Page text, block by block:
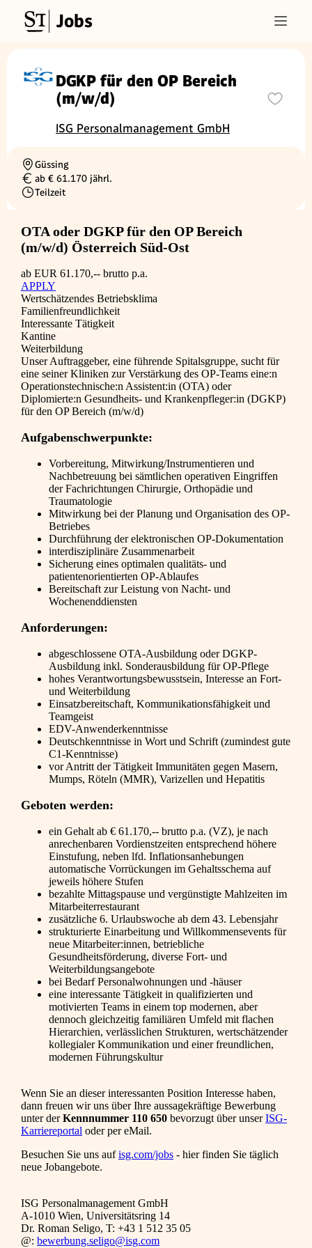
Jobs
DGKP für den OP Bereich
(m/w/d)
ISG Personalmanagement GmbH
Ortschaft
Güssing
Gehalt
ab € 61.170 jährl.
Beschäftigungsart
Teilzeit
OTA oder DGKP für den OP Bereich
(m/w/d) Österreich Süd-Ost
ab EUR 61.170,-- brutto p.a.
APPLY
Wertschätzendes Betriebsklima
Familienfreundlichkeit
Interessante Tätigkeit
Kantine
Weiterbildung
Unser Auftraggeber, eine führende Spitalsgruppe, sucht für
eine seiner Kliniken zur Verstärkung des OP-Teams eine:n
Operationstechnische:n Assistent:in (OTA) oder
Diplomierte:n Gesundheits- und Krankenpfleger:in (DGKP)
für den OP Bereich (m/w/d)
Aufgabenschwerpunkte:
Vorbereitung, Mitwirkung/Instrumentieren und
Nachbetreuung bei sämtlichen operativen Eingriffen
der Fachrichtungen Chirurgie, Orthopädie und
Traumatologie
Mitwirkung bei der Planung und Organisation des OP-
Betriebes
Durchführung der elektronischen OP-Dokumentation
interdisziplinäre Zusammenarbeit
Sicherung eines optimalen qualitäts- und
patientenorientierten OP-Ablaufes
Bereitschaft zur Leistung von Nacht- und
Wochenenddiensten
Anforderungen:
abgeschlossene OTA-Ausbildung oder DGKP-
Ausbildung inkl. Sonderausbildung für OP-Pflege
hohes Verantwortungsbewusstsein, Interesse an Fort-
und Weiterbildung
Einsatzbereitschaft, Kommunikationsfähigkeit und
Teamgeist
EDV-Anwenderkenntnisse
Deutschkenntnisse in Wort und Schrift (zumindest gute
C1-Kenntnisse)
vor Antritt der Tätigkeit Immunitäten gegen Masern,
Mumps, Röteln (MMR), Varizellen und Hepatitis
Geboten werden:
ein Gehalt ab € 61.170,-- brutto p.a. (VZ), je nach
anrechenbaren Vordienstzeiten entsprechend höhere
Einstufung, neben lfd. Inflationsanhebungen
automatische Vorrückungen im Gehaltsschema auf
jeweils höhere Stufen
bezahlte Mittagspause und vergünstigte Mahlzeiten im
Mitarbeiterrestaurant
zusätzliche 6. Urlaubswoche ab dem 43. Lebensjahr
strukturierte Einarbeitung und Willkommensevents für
neue Mitarbeiter:innen, betriebliche
Gesundheitsförderung, diverse Fort- und
Weiterbildungsangebote
bei Bedarf Personalwohnungen und -häuser
eine interessante Tätigkeit in qualifizierten und
motivierten Teams in einem top modernen, aber
dennoch gleichzeitig familiären Umfeld mit flachen
Hierarchien, verlässlichen Strukturen, wertschätzender
kollegialer Kommunikation und einer freundlichen,
modernen Führungskultur
Wenn Sie an dieser interessanten Position Interesse haben,
dann freuen wir uns über Ihre aussagekräftige Bewerbung
unter derKennnummer 110 650 bevorzugt über unserISG-
Karriereportal oder per eMail.
Besuchen Sie uns aufisg.com/jobs - hier finden Sie täglich
neue Jobangebote.
ISG Personalmanagement GmbH
A-1010 Wien, Universitätsring 14
Dr. Roman Seligo, T: +43 1 512 35 05
@: bewerbung.seligo@isg.com